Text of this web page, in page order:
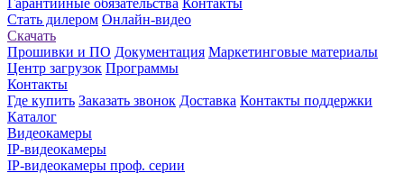
Гарантийные обязательства Контакты
Стать дилером Онлайн-видео
Скачать
Прошивки и ПО Документация Маркетинговые материалы
Центр загрузок Программы
Контакты
Где купить Заказать звонок Доставка Контакты поддержки
Каталог
Видеокамеры
IP-видеокамеры
IP-видеокамеры проф. серии